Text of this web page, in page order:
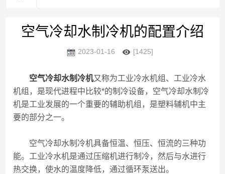
空气冷却水制冷机的配置介绍
2023-01-16 [1425]
空气冷却水制冷机又称为工业冷水机组、工业冷水
机组，是现代进程中比较*的制冷设备，空气冷却水制冷
机是工业发展的一个重要的辅助机组，是塑料辅机中主
要的部分之一。
空气冷却水制冷机具备恒温、恒压、恒流的三种功
能。工业冷水机是通过压缩机进行制冷，然后与水进行
热交换，使水的温度降低，通过循环泵送出。